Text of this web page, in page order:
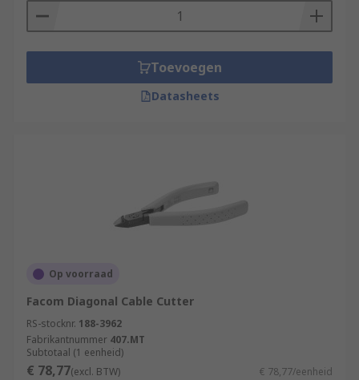
Toevoegen
Datasheets
Op voorraad
Facom Diagonal Cable Cutter
RS-stocknr. 188-3962
Fabrikantnummer 407.MT
Subtotaal (1 eenheid)
€ 78,77(excl. BTW) € 78,77/eenheid